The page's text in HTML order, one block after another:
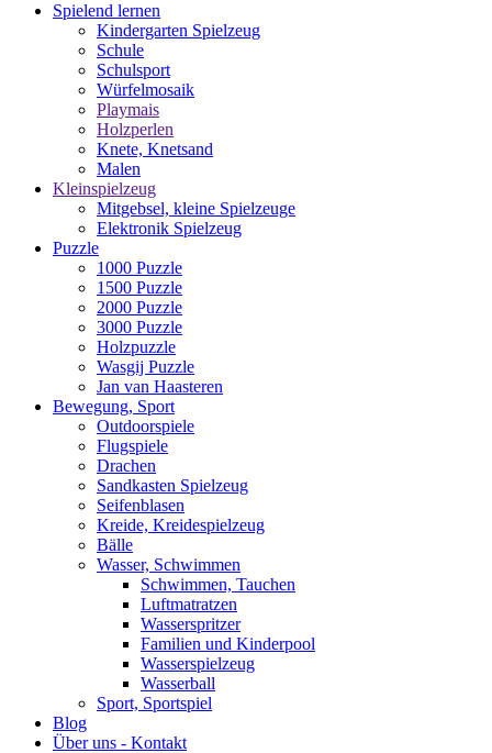
Spielend lernen
Kindergarten Spielzeug
Schule
Schulsport
Würfelmosaik
Playmais
Holzperlen
Knete, Knetsand
Malen
Kleinspielzeug
Mitgebsel, kleine Spielzeuge
Elektronik Spielzeug
Puzzle
1000 Puzzle
1500 Puzzle
2000 Puzzle
3000 Puzzle
Holzpuzzle
Wasgij Puzzle
Jan van Haasteren
Bewegung, Sport
Outdoorspiele
Flugspiele
Drachen
Sandkasten Spielzeug
Seifenblasen
Kreide, Kreidespielzeug
Bälle
Wasser, Schwimmen
Schwimmen, Tauchen
Luftmatratzen
Wasserspritzer
Familien und Kinderpool
Wasserspielzeug
Wasserball
Sport, Sportspiel
Blog
Über uns - Kontakt